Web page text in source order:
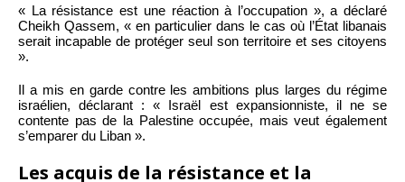
« La résistance est une réaction à l’occupation », a déclaré
Cheikh Qassem, « en particulier dans le cas où l’État libanais
serait incapable de protéger seul son territoire et ses citoyens
».
Il a mis en garde contre les ambitions plus larges du régime
israélien, déclarant : « Israël est expansionniste, il ne se
contente pas de la Palestine occupée, mais veut également
s’emparer du Liban ».
Les acquis de la résistance et la